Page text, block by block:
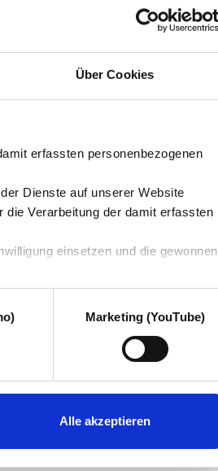
Über Cookies
erfassten personenbezogenen
Dienste auf unserer Website
Verarbeitung der damit erfassten
einsetzen und die gewonnen
Marketing (YouTube)
Alle akzeptieren